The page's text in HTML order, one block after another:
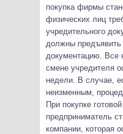
покупка фирмы
физических лиц
учредительного
должны
документацию. Все
смене учредителя
недели. В случае,
неизменным,
При покупке
предприниматель
компании, которая